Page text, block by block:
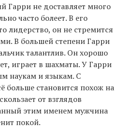
Гарри не доставляет много
часто болеет. В его
лидерство, он не стремится
В большей степени Гарри
талантлив. Он хорошо
играет в шахматы. У Гарри
наукам и языкам. С
больше становится похож на
от взглядов
этим именем мужчина
покой.